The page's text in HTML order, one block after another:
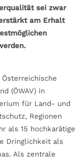
sei zwar
am Erhalt
(ÖWAV) in
für Land- und
Regionen
als 15 hochkarätige
Dringlichkeit als
Als zentrale